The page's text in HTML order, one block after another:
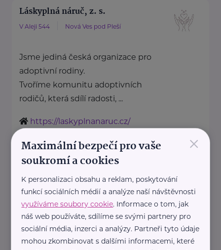
Láskyplná náruč, z. s.
V Aleji 544 Nová Ves pod Pleší
Jsme jediná česká organizace pro
adoptivní rodiny.
Tvoříme komunitu adoptivních
rodičů, která sdílí radosti, ...
https://laskyplnanaruc.cz/
info@laskyplnanaruc.cz
Nadační fond SPOLUŽIVOT
Sezimova 3 Praha 4
Nadační fond SPOLUŽIVOT
propaguje hostitelskou péči a
×
Maximální bezpečí pro vaše
soukromí a cookies
K personalizaci obsahu a reklam, poskytování
funkcí sociálních médií a analýze naší návštěvnosti
využíváme soubory cookie. Informace o tom, jak
náš web používáte, sdílíme se svými partnery pro
sociální média, inzerci a analýzy. Partneři tyto údaje
mohou zkombinovat s dalšími informacemi, které